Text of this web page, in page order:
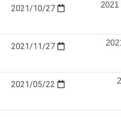
2021/10/27
2021/11/27
2021/05/22